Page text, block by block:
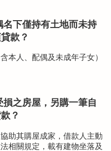
下僅持有土地而未持
款？
本人、配偶及未成年子女）
之房屋，另購一筆自
？
助其購屋成家，借款人主動
相關規定，載有建物坐落及